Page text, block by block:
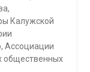
Калужской
Ассоциации
общественных